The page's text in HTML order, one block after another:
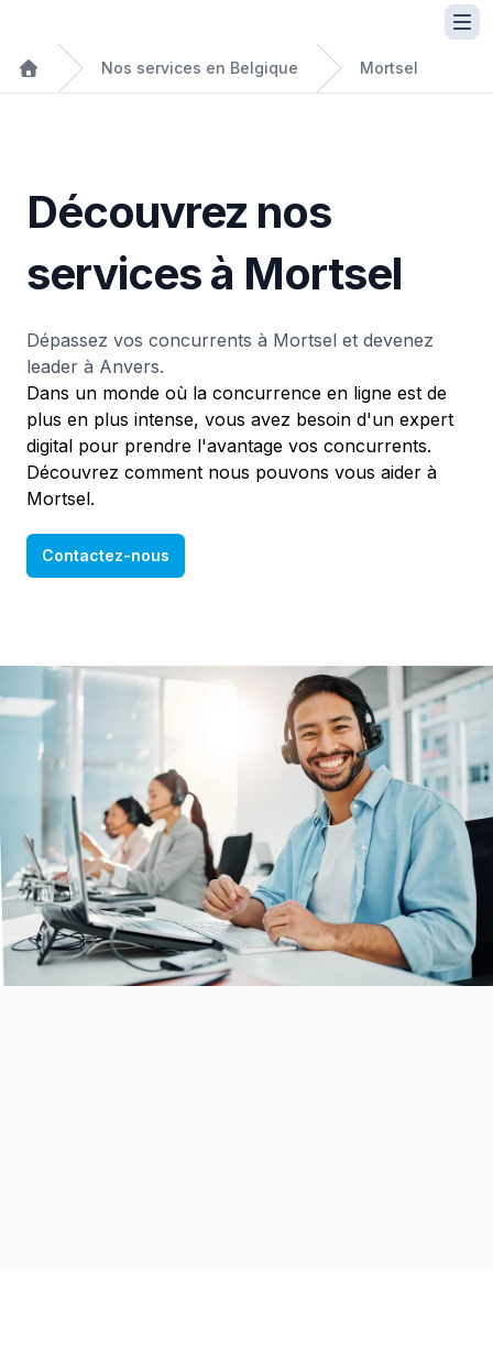
Nos services en Belgique Mortsel
Découvrez nos
services à Mortsel
Dépassez vos concurrents à Mortsel et devenez
leader à Anvers.
Dans un monde où la concurrence en ligne est de
plus en plus intense, vous avez besoin d'un expert
digital pour prendre l'avantage vos concurrents.
Découvrez comment nous pouvons vous aider à
Mortsel.
Contactez-nous